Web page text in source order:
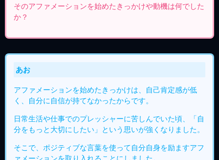
そのアファメーションを始めたきっかけや動機は何でした
か？
あお
アファメーションを始めたきっかけは、自己肯定感が低
く、自分に自信が持てなかったからです。
日常生活や仕事でのプレッシャーに苦しんでいた頃、「自
分をもっと大切にしたい」という思いが強くなりました。
そこで、ポジティブな言葉を使って自分自身を励ますアフ